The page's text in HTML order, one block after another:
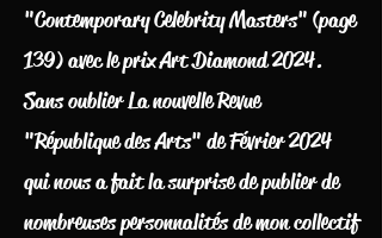
"Contemporary Celebrity Masters" (page
139) avec le prix Art Diamond 2024.
Sans oublier La nouvelle Revue
"République des Arts" de Février 2024
qui nous a fait la surprise de publier de
nombreuses personnalités de mon collectif